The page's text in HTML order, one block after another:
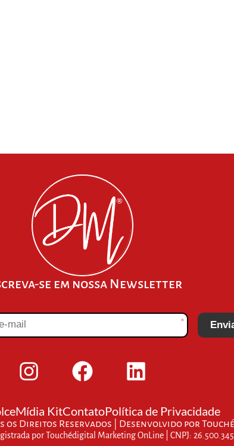
se em nossa Newsletter
*
Mídia KitContatoPolítica de Privacidade
os Direitos Reservados | Desenvolvido por
por Touchédigital Marketing OnLine | CNPJ: